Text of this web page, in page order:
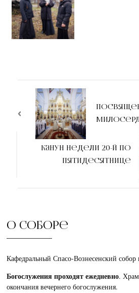
Канун недели 20-й по
Пятидесятнице
О соборе
Кафедральный Спасо-Вознесенский собор
Богослужения проходят ежедневно.
окончания вечернего богослужения.